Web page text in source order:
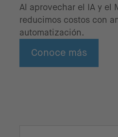
Al aprovechar el IA y el
reducimos costos con
automatización.
Conoce más